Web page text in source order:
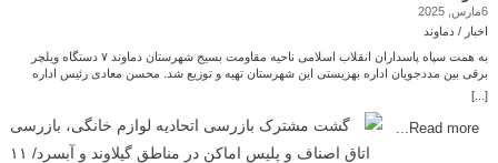
6مارس, 2025
اخبار / دماوند
به همت سپاه پاسداران انقلاب اسلامی ناحیه مقاومت بسیج شهرستان دماوند ۷ دستگاه ویلچر
برقی بین مددجویان اداره بهزیستی این شهرستان تهیه و توزیع شد. محسن معادی رئیس اداره
شرایط اداره بهزیستی این شهرستان خبر داد. محسن معادی ضمن تقدیر و تشکر از زحمات
فرماندهی سپاه انقلاب اسلامی ناحیه دماوند و واحد محرومیت‌زدایی تحت امر آن فرماندهی
محترم، اظهار کرد: ویلچرهای برقی مذکور از بهترین برندهای موجود در بازار تهیه گردیده است.
وی افزود: ارزش هر دستگاه یک میلیارد و سیصد و پنجاه میلیون ریال و جمعاً هفت دستگاه ویلچر
[...]
Read more...